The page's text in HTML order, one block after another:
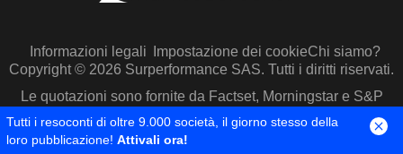
Informazioni legali Impostazione dei cookieChi siamo?
Copyright © 2026 Surperformance SAS. Tutti i diritti riservati.
Le quotazioni sono fornite da Factset, Morningstar e S&P
Capital IQ
Tutti i resoconti di oltre 9.000 società, il giorno stesso della
loro pubblicazione! Attivali ora!